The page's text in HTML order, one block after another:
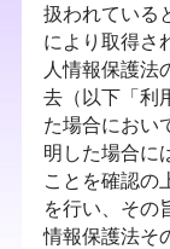
扱われている
により取得さ
人情報保護法
去（以下「利
た場合におい
明した場合に
ことを確認の
を行い、その
情報保護法そ